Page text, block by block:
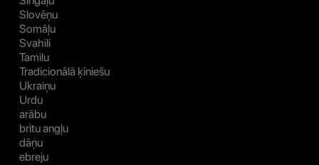
Slovēņu
Somāļu
Svahili
Tamilu
Tradicionālā ķīniešu
Ukraiņu
Urdu
arābu
britu angļu
dāņu
ebreju